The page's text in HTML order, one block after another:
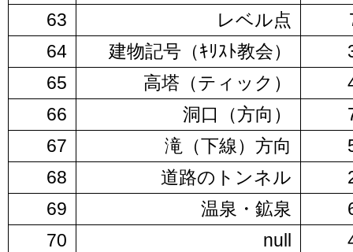
63
レベル点
64
建物記号（ｷﾘｽﾄ教会）
65
高塔（ティック）
66
洞口（方向）
67
滝（下線）方向
68
道路のトンネル
69
温泉・鉱泉
70
null